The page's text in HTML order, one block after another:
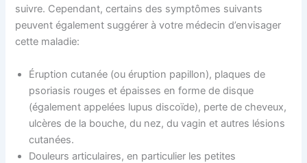
suivre. Cependant, certains des symptômes suivants
peuvent également suggérer à votre médecin d’envisager
cette maladie:
Éruption cutanée (ou éruption papillon), plaques de
psoriasis rouges et épaisses en forme de disque
(également appelées lupus discoïde), perte de cheveux,
ulcères de la bouche, du nez, du vagin et autres lésions
cutanées.
Douleurs articulaires, en particulier les petites